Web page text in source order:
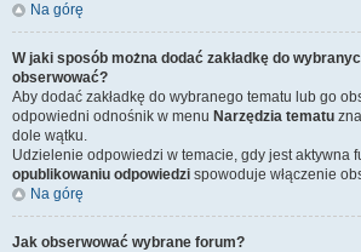
Na górę
W jaki sposób można dodać zakładkę do
obserwować?
Aby dodać zakładkę do wybranego tematu lub go
odpowiedni odnośnik w menu Narzędzia tematu
dole wątku.
Udzielenie odpowiedzi w temacie, gdy jest aktywna
opublikowaniu odpowiedzi spowoduje włączenie
Na górę
Jak obserwować wybrane forum?